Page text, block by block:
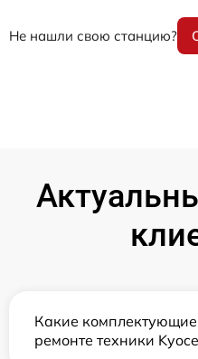
Не нашли свою станцию?
Какие комплектующие
ремонте техники